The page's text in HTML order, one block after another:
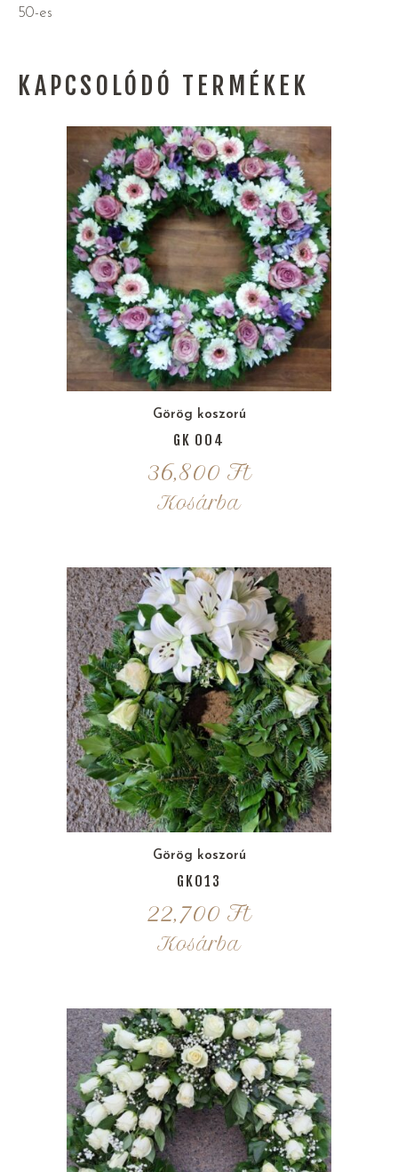
50-es
KAPCSOLÓDÓ TERMÉKEK
Görög koszorú
GK 004
36,800 Ft
Kosárba
Görög koszorú
GK013
22,700 Ft
Kosárba